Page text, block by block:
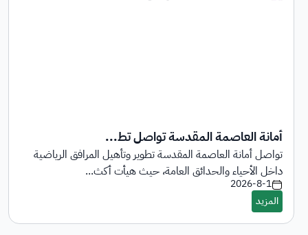
أمانة العاصمة المقدسة تواصل تط...
تواصل أمانة العاصمة المقدسة تطوير وتأهيل المرافق الرياضية
داخل الأحياء والحدائق العامة، حيث هيأت أكث...
2026-8-1